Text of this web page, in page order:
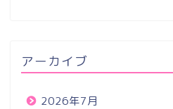
アーカイブ
2026年7月